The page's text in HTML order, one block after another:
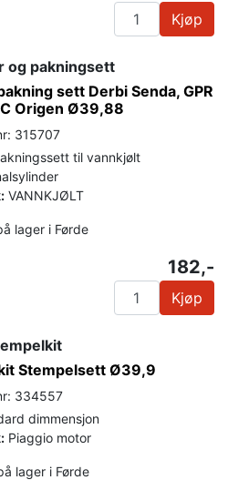
Kjøp
og pakningsett
sett Derbi Senda, GPR
Origen Ø39,88
315707
til vannkjølt
VANNKJØLT
lager i Førde
182,-
Kjøp
Stempelsett Ø39,9
334557
dimmensjon
Piaggio motor
lager i Førde